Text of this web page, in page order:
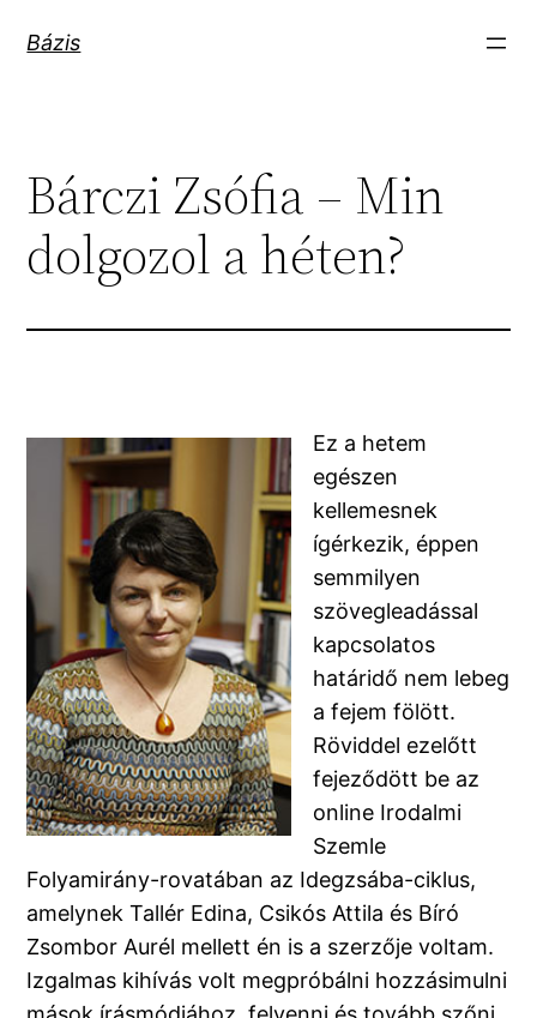
Bázis
Bárczi Zsófia – Min
dolgozol a héten?
Ez a hetem
egészen
kellemesnek
ígérkezik, éppen
semmilyen
szövegleadással
kapcsolatos
határidő nem lebeg
a fejem fölött.
Röviddel ezelőtt
fejeződött be az
online Irodalmi
Szemle
Folyamirány-rovatában az Idegzsába-ciklus,
amelynek Tallér Edina, Csikós Attila és Bíró
Zsombor Aurél mellett én is a szerzője voltam.
Izgalmas kihívás volt megpróbálni hozzásimulni